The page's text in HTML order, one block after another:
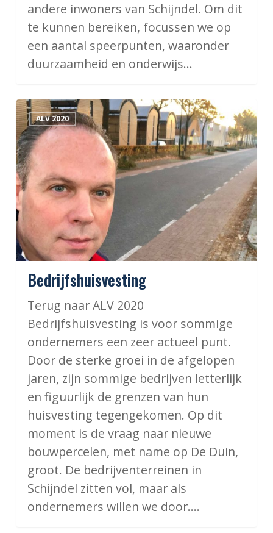
andere inwoners van Schijndel. Om dit
te kunnen bereiken, focussen we op
een aantal speerpunten, waaronder
duurzaamheid en onderwijs…
Bedrijfshuisvesting
ALV 2020
Bedrijfshuisvesting
Terug naar ALV 2020
Bedrijfshuisvesting is voor sommige
ondernemers een zeer actueel punt.
Door de sterke groei in de afgelopen
jaren, zijn sommige bedrijven letterlijk
en figuurlijk de grenzen van hun
huisvesting tegengekomen. Op dit
moment is de vraag naar nieuwe
bouwpercelen, met name op De Duin,
groot. De bedrijventerreinen in
Schijndel zitten vol, maar als
ondernemers willen we door.…